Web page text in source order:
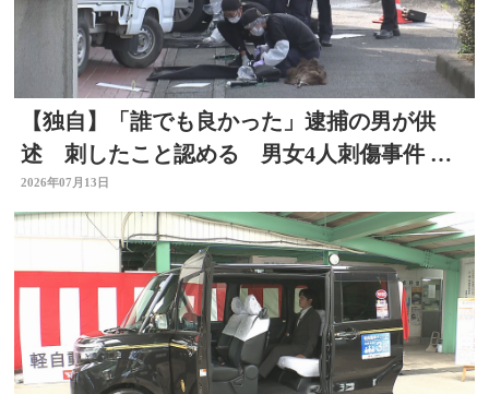
【独自】「誰でも良かった」逮捕の男が供
述 刺したこと認める 男女4人刺傷事件 被
害者と面識なし 大分
2026年07月13日